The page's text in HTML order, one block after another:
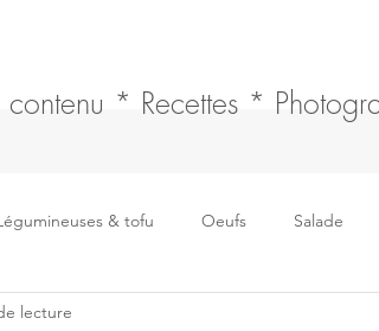
* Recettes *
& tofu Oeufs Salade
Fromages
lecture